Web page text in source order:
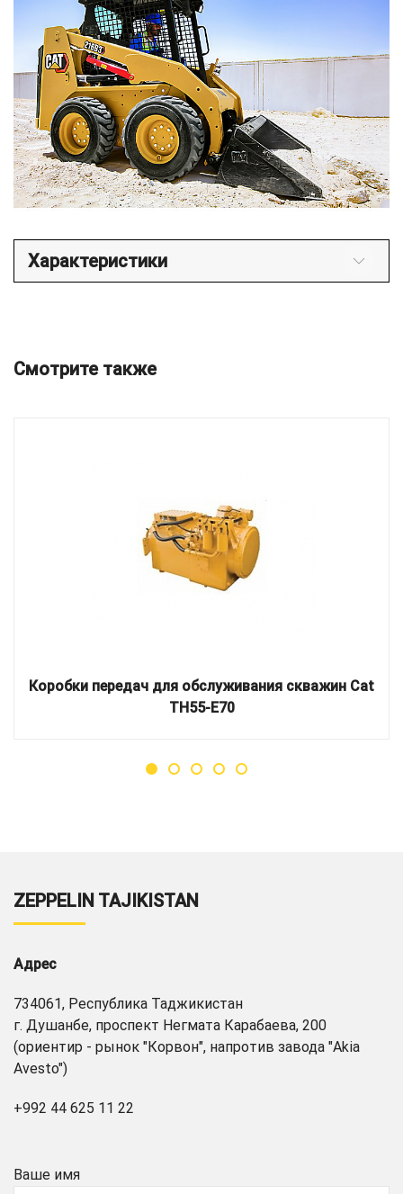
Характеристики
Смотрите также
Коробки передач для обслуживания скважин Cat
TH55-E70
ZEPPELIN TAJIKISTAN
Адрес
734061, Республика Таджикистан
г. Душанбе, проспект Негмата Карабаева, 200
(ориентир - рынок "Корвон", напротив завода "Akia
Avesto")
+992 44 625 11 22
Ваше имя